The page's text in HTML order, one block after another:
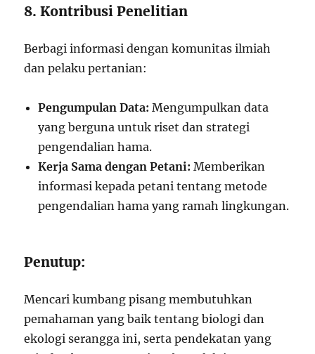
8. Kontribusi Penelitian
Berbagi informasi dengan komunitas ilmiah
dan pelaku pertanian:
Pengumpulan Data: Mengumpulkan data
yang berguna untuk riset dan strategi
pengendalian hama.
Kerja Sama dengan Petani: Memberikan
informasi kepada petani tentang metode
pengendalian hama yang ramah lingkungan.
Penutup:
Mencari kumbang pisang membutuhkan
pemahaman yang baik tentang biologi dan
ekologi serangga ini, serta pendekatan yang